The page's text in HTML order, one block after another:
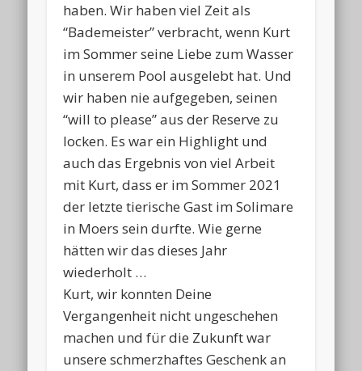
haben. Wir haben viel Zeit als
“Bademeister” verbracht, wenn Kurt
im Sommer seine Liebe zum Wasser
in unserem Pool ausgelebt hat. Und
wir haben nie aufgegeben, seinen
“will to please” aus der Reserve zu
locken. Es war ein Highlight und
auch das Ergebnis von viel Arbeit
mit Kurt, dass er im Sommer 2021
der letzte tierische Gast im Solimare
in Moers sein durfte. Wie gerne
hätten wir das dieses Jahr
wiederholt …
Kurt, wir konnten Deine
Vergangenheit nicht ungeschehen
machen und für die Zukunft war
unsere schmerzhaftes Geschenk an